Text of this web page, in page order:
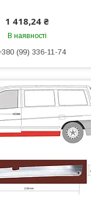
1 418,24 ₴
В наявності
(99) 336-11-74